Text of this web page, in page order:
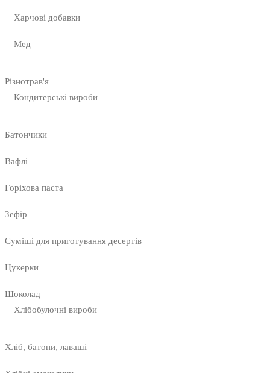
Харчові добавки
Мед
Різнотрав'я
Кондитерські вироби
Батончики
Вафлі
Горіхова паста
Зефір
Суміші для приготування десертів
Цукерки
Шоколад
Хлібобулочні вироби
Хліб, батони, лаваші